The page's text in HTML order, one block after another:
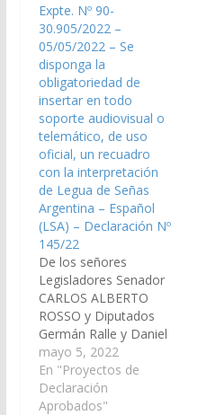
lengua de señas
argentina
español. (Expte. Nº 90-
29.775/2021, Comisión
de Educación, Cultura,
Ciencia y Tecnología).
Declaración Nº 48/21…
Expte. Nº 90-
30.905/2022 –
05/05/2022 – Se
disponga la
obligatoriedad de
insertar en todo
soporte audiovisual o
telemático, de uso
oficial, un recuadro
con la interpretación
de Legua de Señas
Argentina – Español
(LSA) – Declaración Nº
145/22
De los señores
Legisladores Senador
CARLOS ALBERTO
ROSSO y Diputados
Germán Ralle y Daniel
Segura, viendo con
agrado que el Poder
Ejecutivo Provincial,
disponga la
mayo 5, 2022
En "Proyectos de
Declaración
Aprobados"